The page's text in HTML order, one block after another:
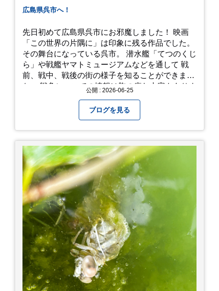
広島県呉市へ！
先日初めて広島県呉市にお邪魔しました！ 映画
「この世界の片隅に」は印象に残る作品でした。
その舞台になっている呉市。 潜水艦「てつのくじ
ら」や戦艦ヤマトミュージアムなどを通して 戦
前、戦中、戦後の街の様子を知ることができまし
た。 戦争についての情報は胸の痛む内容もありま
て本当に良かったです！ そして美味しい物もたく
さん。 写真は地元のスーパーで買った自分へのお
土産たち。 お好み焼きもやっぱり美味しいです
ね！ 広島また遊びに行きたいです♪
公開 : 2026-06-25
ブログを見る